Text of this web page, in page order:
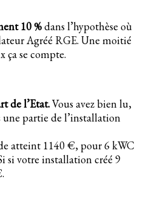
10 %dans l’hypothèse où
Agréé RGE. Une moitié
ça se compte.
de l’Etat.Vous avez bien lu,
partie de l’installation
atteint 1140 €, pour 6 kWC
si votre installation créé 9